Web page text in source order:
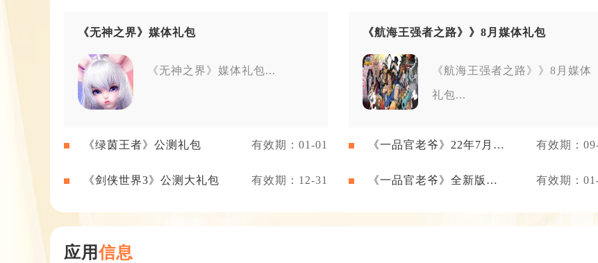
《无神之界》媒体礼包
《无神之界》媒体礼包...
《航海王强者之路》》8月媒体礼包
《航海王强者之路》》8月媒体
礼包...
《绿茵王者》公测礼包 有效期：01-01
《一品官老爷》22年7月新
有效期：
《剑侠世界3》公测大礼包 有效期：12-31
《一品官老爷》全新版本
有效期：
应用信息